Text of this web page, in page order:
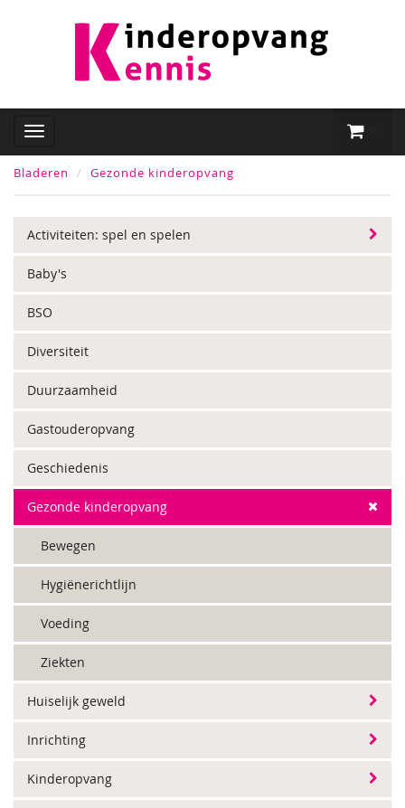
Bladeren Gezonde kinderopvang
Activiteiten: spel en spelen
Baby's
BSO
Diversiteit
Duurzaamheid
Gastouderopvang
Geschiedenis
Gezonde kinderopvang
Bewegen
Hygiënerichtlijn
Voeding
Ziekten
Huiselijk geweld
Inrichting
Kinderopvang